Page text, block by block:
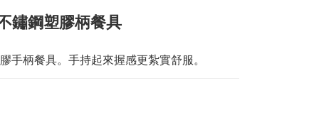
鏽鋼塑膠柄餐具
手柄餐具。手持起來握感更紮實舒服。